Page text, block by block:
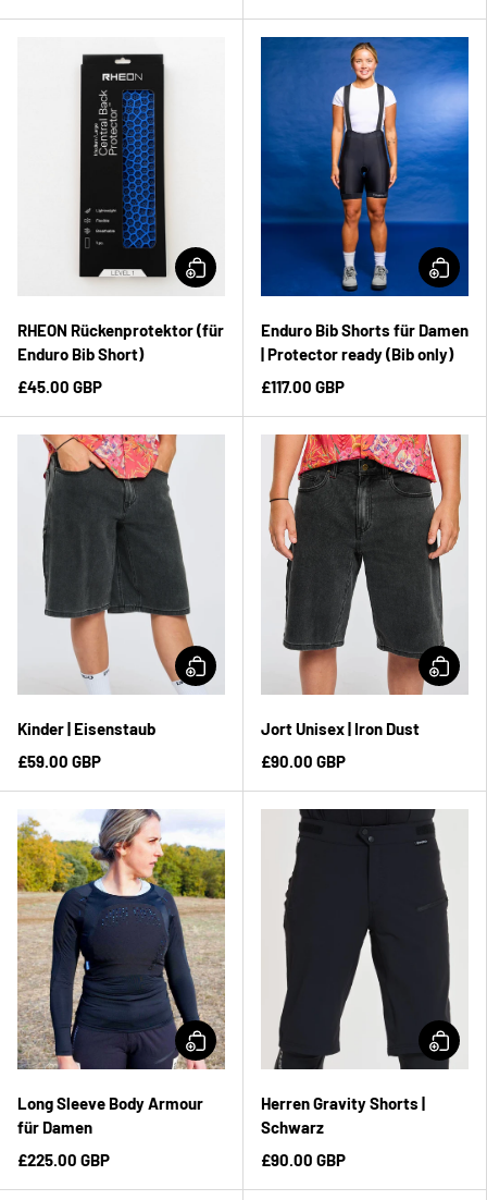
RHEON Rückenprotektor (für
Enduro Bib Short)
£45.00 GBP
Enduro Bib Shorts für Damen
| Protector ready (Bib only)
£117.00 GBP
Kinder | Eisenstaub
£59.00 GBP
Jort Unisex | Iron Dust
£90.00 GBP
Long Sleeve Body Armour
für Damen
£225.00 GBP
Herren Gravity Shorts |
Schwarz
£90.00 GBP